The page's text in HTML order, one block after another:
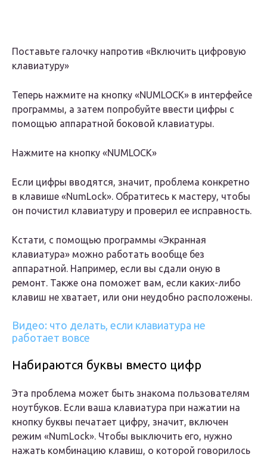
Поставьте галочку напротив «Включить цифровую
клавиатуру»
Теперь нажмите на кнопку «NUMLOCK» в интерфейсе
программы, а затем попробуйте ввести цифры с
помощью аппаратной боковой клавиатуры.
Нажмите на кнопку «NUMLOCK»
Если цифры вводятся, значит, проблема конкретно
в клавише «NumLock». Обратитесь к мастеру, чтобы
он почистил клавиатуру и проверил ее исправность.
Кстати, с помощью программы «Экранная
клавиатура» можно работать вообще без
аппаратной. Например, если вы сдали оную в
ремонт. Также она поможет вам, если каких-либо
клавиш не хватает, или они неудобно расположены.
Видео: что делать, если клавиатура не
работает вовсе
Набираются буквы вместо цифр
Эта проблема может быть знакома пользователям
ноутбуков. Если ваша клавиатура при нажатии на
кнопку буквы печатает цифру, значит, включен
режим «NumLock». Чтобы выключить его, нужно
нажать комбинацию клавиш, о которой говорилось